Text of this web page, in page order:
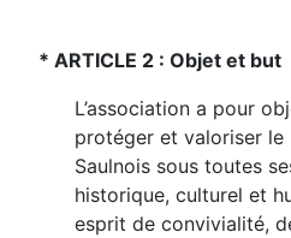
* ARTICLE 2 : Objet et but
L’association a pour
protéger et valoriser
Saulnois sous toutes
historique, culturel et
esprit de convivialité,